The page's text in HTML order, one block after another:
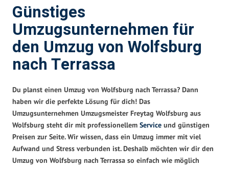
Günstiges
Umzugsunternehmen für
den Umzug von Wolfsburg
nach Terrassa
Du planst einen Umzug von Wolfsburg nach Terrassa? Dann
haben wir die perfekte Lösung für dich! Das
Umzugsunternehmen Umzugsmeister Freytag Wolfsburg aus
Wolfsburg steht dir mit professionellem Service und günstigen
Preisen zur Seite. Wir wissen, dass ein Umzug immer mit viel
Aufwand und Stress verbunden ist. Deshalb möchten wir dir den
Umzug von Wolfsburg nach Terrassa so einfach wie möglich